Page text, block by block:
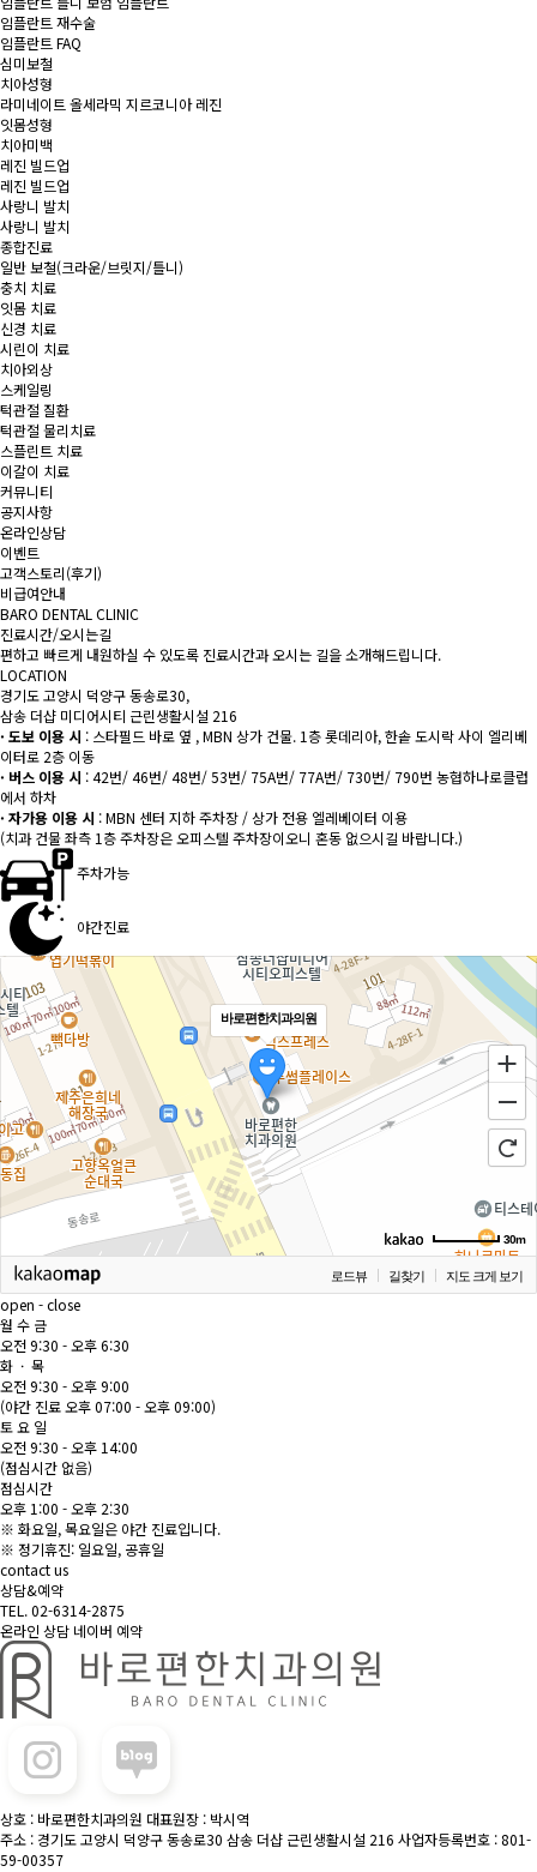
임플란트 재수술
임플란트 FAQ
심미보철
치아성형
라미네이트올세라믹 지르코니아 레진
잇몸성형
치아미백
레진 빌드업
레진 빌드업
사랑니 발치
사랑니 발치
종합진료
일반 보철(크라운/브릿지/틀니)
충치 치료
잇몸 치료
신경 치료
시린이 치료
치아외상
스케일링
턱관절 질환
턱관절 물리치료
스플린트 치료
이갈이 치료
커뮤니티
공지사항
온라인상담
이벤트
고객스토리(후기)
비급여안내
BARO DENTAL CLINIC
진료시간/오시는길
편하고 빠르게 내원하실 수 있도록 진료시간과 오시는 길을 소개해드립니다.
LOCATION
경기도 고양시 덕양구 동송로30,
삼송 더샵 미디어시티 근린생활시설 216
· 도보 이용 시 : 스타필드 바로 옆 , MBN 상가 건물. 1층 롯데리아, 한솥 도시락 사이 엘리베
이터로 2층 이동
· 버스 이용 시 : 42번/ 46번/ 48번/ 53번/ 75A번/ 77A번/ 730번/ 790번 농협하나로클럽
에서 하차
· 자가용 이용 시 : MBN 센터 지하 주차장 / 상가 전용 엘레베이터 이용
(치과 건물 좌측 1층 주차장은 오피스텔 주차장이오니 혼동 없으시길 바랍니다.)
주차가능
야간진료
바로편한치과의원
30m
로드뷰 길찾기 지도 크게 보기
open - close
월 수 금
오전 9:30 - 오후 6:30
화 · 목
오전 9:30 - 오후 9:00
(야간 진료 오후 07:00 - 오후 09:00)
토 요 일
오전 9:30 - 오후 14:00
(점심시간 없음)
점심시간
오후 1:00 - 오후 2:30
※ 화요일, 목요일은 야간 진료입니다.
※ 정기휴진: 일요일, 공휴일
contact us
상담&예약
TEL. 02-6314-2875
온라인 상담 네이버 예약
상호 : 바로편한치과의원 대표원장 : 박시역
주소 : 경기도 고양시 덕양구 동송로30 삼송 더샵 근린생활시설 216 사업자등록번호 : 801-
59-00357